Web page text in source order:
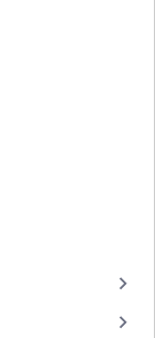
keyboard_arrow_right
keyboard_arrow_right